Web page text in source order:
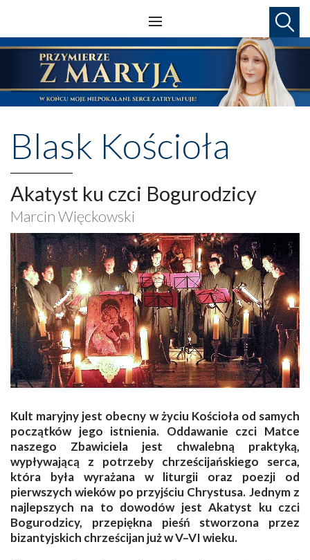
Blask Kościoła
Akatyst ku czci Bogurodzicy
Marcin Więckowski
Kult maryjny jest obecny w życiu Kościoła od samych
początków jego istnienia. Oddawanie czci Matce
naszego Zbawiciela jest chwalebną praktyką,
wypływającą z potrzeby chrześcijańskiego serca,
która była wyrażana w liturgii oraz poezji od
pierwszych wieków po przyjściu Chrystusa. Jednym z
najlepszych na to dowodów jest Akatyst ku czci
Bogurodzicy, przepiękna pieśń stworzona przez
bizantyjskich chrześcijan już w V–VI wieku.